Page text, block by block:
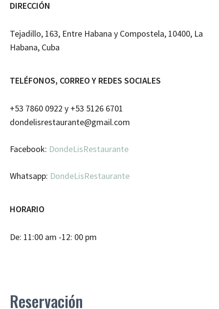
DIRECCIÓN
Tejadillo, 163, Entre Habana y Compostela, 10400, La
Habana, Cuba
TELÉFONOS, CORREO Y REDES SOCIALES
+53 7860 0922 y +53 5126 6701
dondelisrestaurante@gmail.com
Facebook: DondeLisRestaurante
Whatsapp: DondeLisRestaurante
HORARIO
De: 11:00 am -12: 00 pm
Reservación